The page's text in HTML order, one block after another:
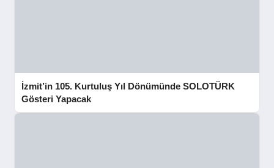
İzmit’in 105. Kurtuluş Yıl Dönümünde SOLOTÜRK
Gösteri Yapacak